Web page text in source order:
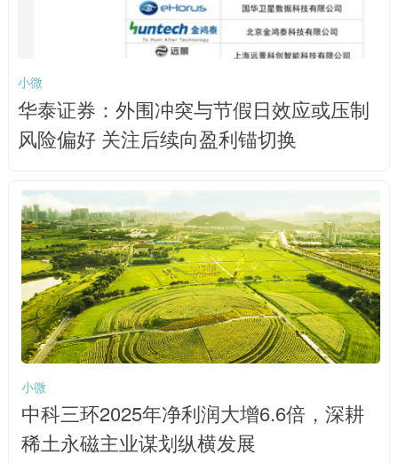
小微
华泰证券：外围冲突与节假日效应或压制
风险偏好 关注后续向盈利锚切换
小微
中科三环2025年净利润大增6.6倍，深耕
稀土永磁主业谋划纵横发展